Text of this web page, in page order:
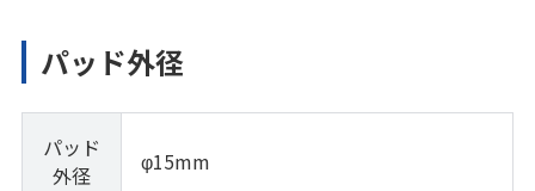
パッド外径
パッド
外径
φ15mm